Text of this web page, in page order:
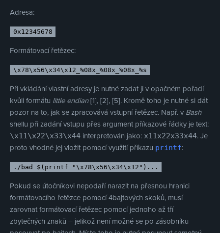
Adresa:
0x12345678
Formátovací řetězec:
\x78\x56\x34\x12_%08x_%08x_%08x_%s
Při vkládání vlastní adresy je nutné zadat ji v opačném pořadí
kvůli formátu little endian[1], [2], [5]. Kromě toho je nutné si dát
pozor na to, jak se zpracovává vstupní řetězec. Např. v Bash
shellu při zadání vstupu přes argument příkazové řádky je text:
\x11\x22\x33\x44 interpretován jako: x11x22x33x44. Je
proto vhodné jej vložit pomocí využití příkazu printf:
./bad $(printf "\x78\x56\x34\x12")...
Pokud se útočníkovi nepodaří narazit na přesnou hranici
formátovacího řetězce pomocí 4bajtových skoků, musí
zarovnat formátovací řetězec pomocí jednoho až tří
zbytečných znaků – jelikož není možné se po zásobníku